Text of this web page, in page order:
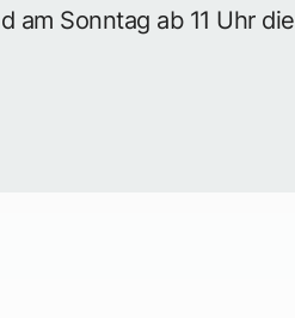
am Sonntag ab 11 Uhr die